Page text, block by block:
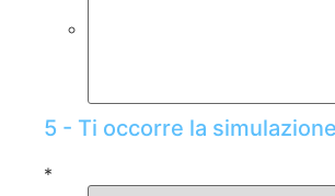
5 - Ti occorre la
*